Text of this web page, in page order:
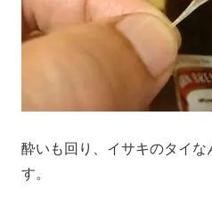
酔いも回り、イサキのタイな
す。